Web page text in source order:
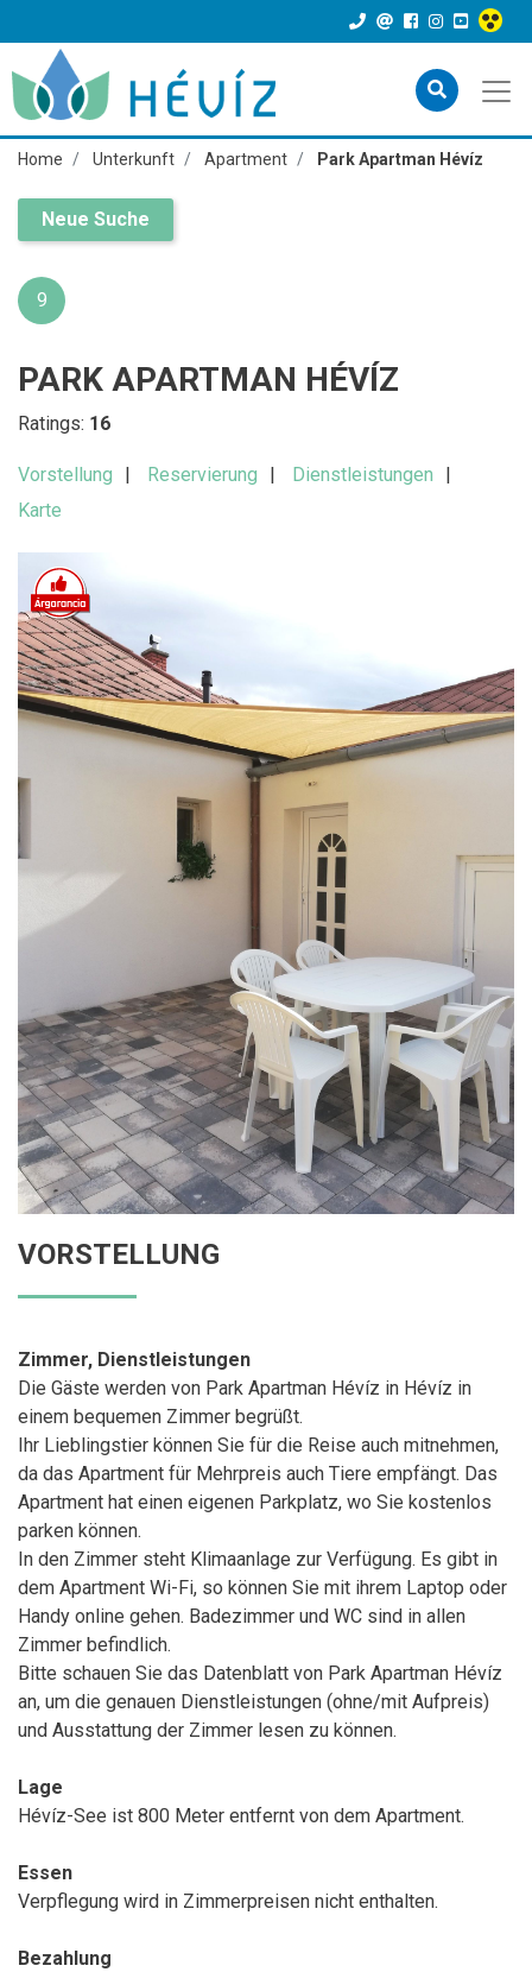
Home Unterkunft Apartment Park Apartman Hévíz
Neue Suche
9
PARK APARTMAN HÉVÍZ
Ratings: 16
Vorstellung Reservierung
Dienstleistungen
Karte
VORSTELLUNG
Zimmer, Dienstleistungen
Die Gäste werden von Park Apartman Hévíz in Hévíz in
einem bequemen Zimmer begrüßt.
Ihr Lieblingstier können Sie für die Reise auch mitnehmen,
da das Apartment für Mehrpreis auch Tiere empfängt. Das
Apartment hat einen eigenen Parkplatz, wo Sie kostenlos
parken können.
In den Zimmer steht Klimaanlage zur Verfügung. Es gibt in
dem Apartment Wi-Fi, so können Sie mit ihrem Laptop oder
Handy online gehen. Badezimmer und WC sind in allen
Zimmer befindlich.
Bitte schauen Sie das Datenblatt von Park Apartman Hévíz
an, um die genauen Dienstleistungen (ohne/mit Aufpreis)
und Ausstattung der Zimmer lesen zu können.
Lage
Hévíz-See ist 800 Meter entfernt von dem Apartment.
Essen
Verpflegung wird in Zimmerpreisen nicht enthalten.
Bezahlung